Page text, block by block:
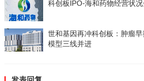
科创板IPO-海和药物经营状
世和基因再冲科创板：肿瘤
模型三线并进